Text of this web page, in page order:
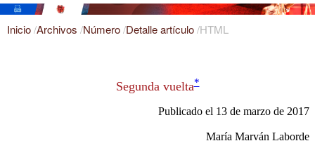
Inicio/Archivos /Número/Detalle artículo/HTML